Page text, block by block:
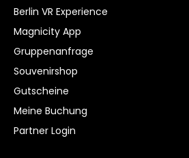
Berlin VR Experience
Magnicity App
Gruppenanfrage
Souvenirshop
Gutscheine
Meine Buchung
Partner Login